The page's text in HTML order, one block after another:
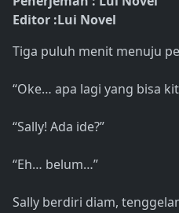
Editor :Lui Novel
Tiga puluh menit menuju
“Oke… apa lagi yang bisa
“Sally! Ada ide?”
“Eh… belum…”
Sally berdiri diam,